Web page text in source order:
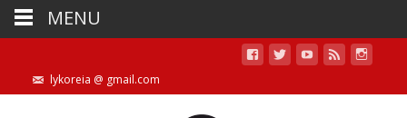
lykoreia @ gmail.com
MENU